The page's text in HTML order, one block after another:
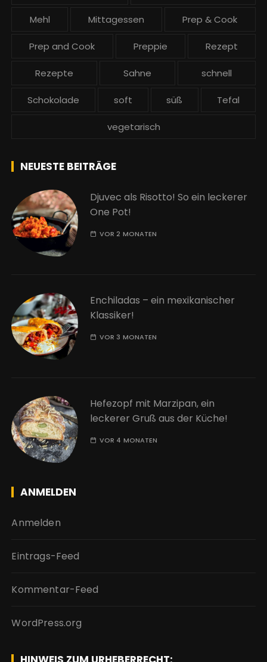
Mehl Mittagessen Prep & Cook
Prep and Cook Preppie Rezept
Rezepte Sahne schnell
Schokolade soft süß Tefal
vegetarisch
NEUESTE BEITRÄGE
Djuvec als Risotto! So ein leckerer
One Pot!
VOR 2 MONATEN
Enchiladas – ein mexikanischer
Klassiker!
VOR 3 MONATEN
Hefezopf mit Marzipan, ein
leckerer Gruß aus der Küche!
VOR 4 MONATEN
ANMELDEN
Anmelden
Eintrags-Feed
Kommentar-Feed
WordPress.org